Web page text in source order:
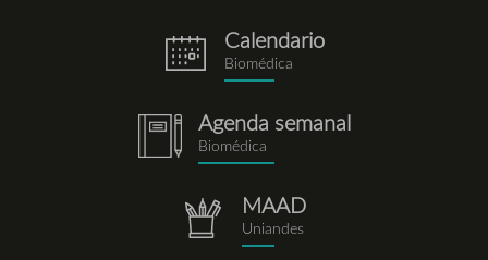
eventos.png
Calendario
Biomédica
notebook.png
Agenda semanal
Biomédica
repositorio.png
MAAD
Uniandes